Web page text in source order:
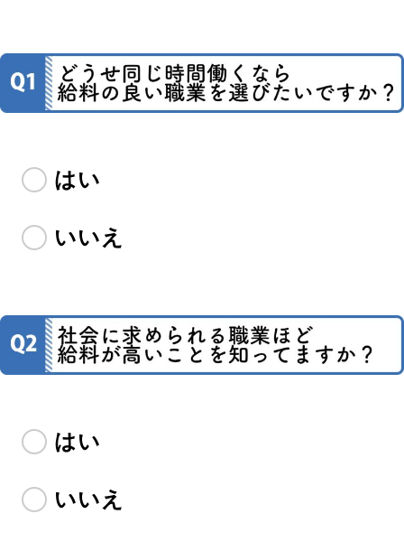
はい
いいえ
はい
いいえ